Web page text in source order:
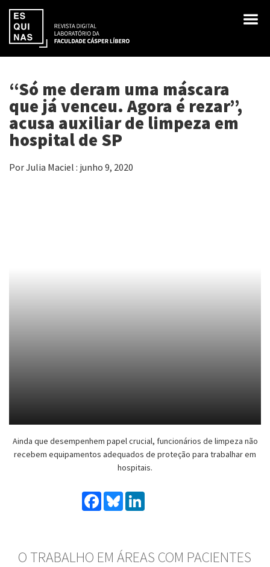
“Só me deram uma máscara
que já venceu. Agora é rezar”,
acusa auxiliar de limpeza em
hospital de SP
Por Julia Maciel : junho 9, 2020
Ainda que desempenhem papel crucial, funcionários de limpeza não
recebem equipamentos adequados de proteção para trabalhar em
hospitais.
Facebook
Bluesky
O TRABALHO EM ÁREAS COM PACIENTES